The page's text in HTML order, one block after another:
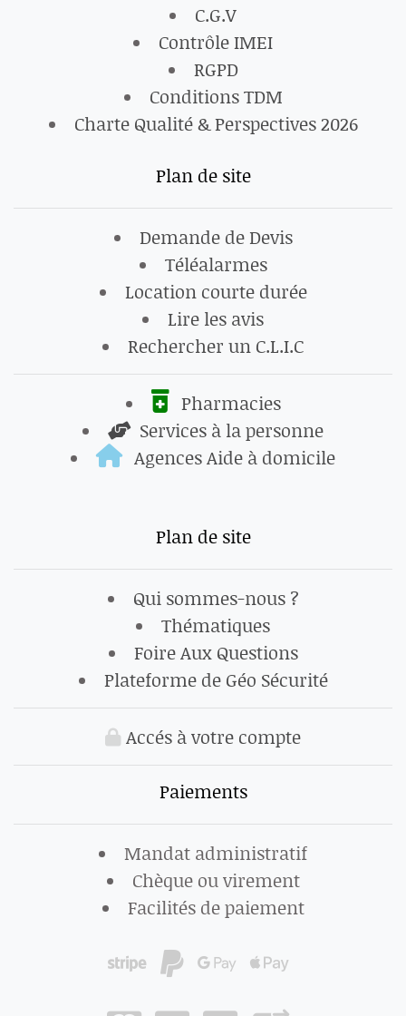
C.G.V
Contrôle IMEI
RGPD
Conditions TDM
Charte Qualité & Perspectives 2026
Plan de site
Demande de Devis
Téléalarmes
Location courte durée
Lire les avis
Rechercher un C.L.I.C
Pharmacies
Services à la personne
Agences Aide à domicile
Plan de site
Qui sommes-nous ?
Thématiques
Foire Aux Questions
Plateforme de Géo Sécurité
Accés à votre compte
Paiements
Mandat administratif
Chèque ou virement
Facilités de paiement